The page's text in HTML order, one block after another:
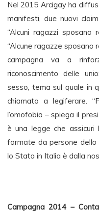
Nel 2015 Arcigay ha
manifesti, due nuovi
“Alcuni ragazzi sposano
“Alcune ragazze sposano
campagna va a
riconoscimento delle
sesso, tema sul quale in
chiamato a legiferare.
l’omofobia – spiega il
è una legge che assicuri
formate da persone
lo Stato in Italia è dalla
Campagna 2014 –